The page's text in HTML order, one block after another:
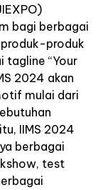
bagi berbagai
produk
tagline “Your
2024 akan
mulai dari
IIMS 2024
berbagai
test